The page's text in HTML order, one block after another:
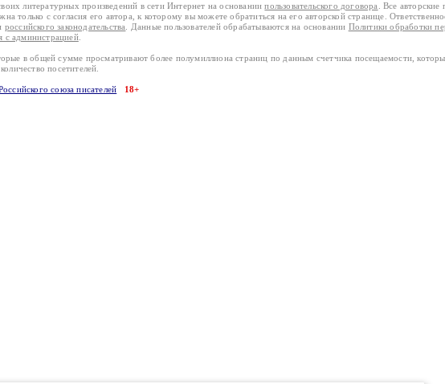
литературных произведений в сети Интернет на основаниипользовательского договора
. Все
только с согласия его автора, к которому вы можете обратиться на его авторской странице.
российского законодательства . Данные пользователей обрабатываются на основании Политики обработки
с администрацией.
в общей сумме просматривают более полумиллиона страниц по данным счетчика посещаемости,
посетителей.
союза писателей 18+